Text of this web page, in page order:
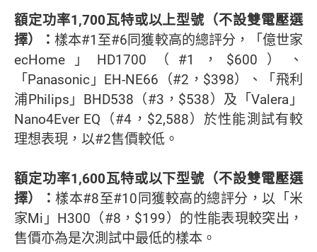
額定功率1,700瓦特或以上型號（不設雙電壓選
擇）：樣本#1至#6同獲較高的總評分，「億世家
ecHome」HD1700（#1，$600）、
「Panasonic」EH-NE66（#2，$398）、「飛利
浦Philips」BHD538（#3，$538）及「Valera」
Nano4Ever EQ（#4，$2,588）於性能測試有較
理想表現，以#2售價較低。
額定功率1,600瓦特或以下型號（不設雙電壓選
擇）：樣本#8至#10同獲較高的總評分，以「米
家Mi」H300（#8，$199）的性能表現較突出，
售價亦為是次測試中最低的樣本。